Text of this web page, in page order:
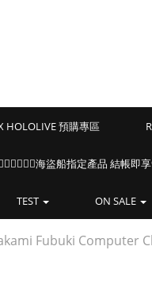
HOLOLIVE 預購專區
海盜船指定產品 結帳即
TEST ON SALE